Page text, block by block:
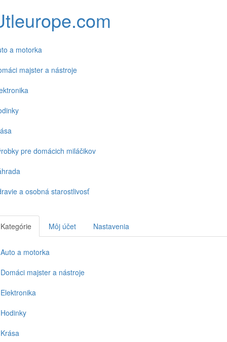
a motorka
majster a nástroje
pre domácich miláčikov
a osobná starostlivosť
Kategórie Môj účet Nastavenia
Auto a motorka
Domáci majster a nástroje
Elektronika
Hodinky
Krása